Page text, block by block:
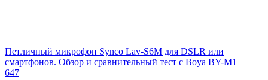
Петличный микрофон Synco Lav-S6M для DSLR или
смартфонов. Обзор и сравнительный тест с Boya BY-M1
647